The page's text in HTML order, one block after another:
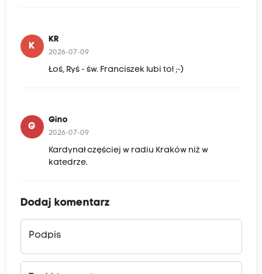
K
KR
2026-07-09
Łoś, Ryś - św. Franciszek lubi to! ;-)
G
Gino
2026-07-09
Kardynał częściej w radiu Kraków niż w
katedrze.
Dodaj komentarz
Podpis